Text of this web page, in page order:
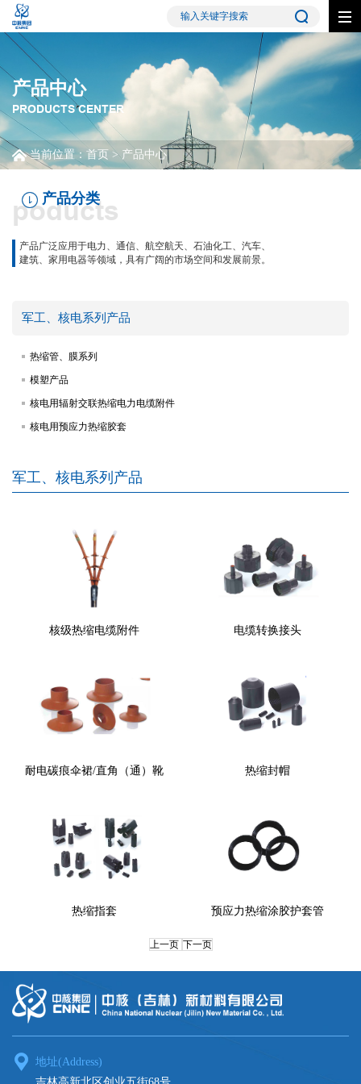
产品中心
PRODUCTS CENTER
当前位置： 首页 > 产品中心
产品分类
poducts
产品广泛应用于电力、通信、航空航天、石油化工、汽车、
建筑、家用电器等领域，具有广阔的市场空间和发展前景。
军工、核电系列产品
热缩管、膜系列
模塑产品
核电用辐射交联热缩电力电缆附件
核电用预应力热缩胶套
军工、核电系列产品
核级热缩电缆附件 电缆转换接头
耐电碳痕伞裙/直角（通）靴 热缩封帽
热缩指套 预应力热缩涂胶护套管
上一页 下一页
地址(Address)